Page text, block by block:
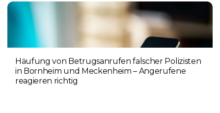
Häufung von Betrugsanrufen falscher Polizisten
in Bornheim und Meckenheim – Angerufene
reagieren richtig